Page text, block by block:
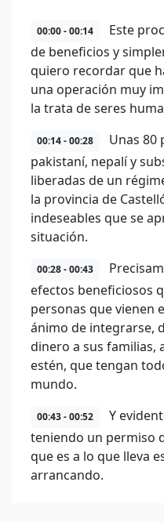
00:00 - 00:14
Este
de beneficios y
quiero recordar que
una operación muy
la trata de seres
00:14 - 00:28
Unas 80
pakistaní, nepalí y
liberadas de un
la provincia de
indeseables que se
situación.
00:28 - 00:43
efectos beneficiosos
personas que vienen
ánimo de integrarse,
dinero a sus familias,
estén, que tengan
mundo.
00:43 - 00:52
Y
teniendo un permiso
que es a lo que lleva
arrancando.